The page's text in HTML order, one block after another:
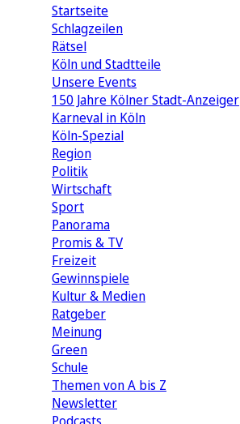
Startseite
Schlagzeilen
Rätsel
Köln und Stadtteile
Unsere Events
150 Jahre Kölner Stadt-Anzeiger
Karneval in Köln
Köln-Spezial
Region
Politik
Wirtschaft
Sport
Panorama
Promis & TV
Freizeit
Gewinnspiele
Kultur & Medien
Ratgeber
Meinung
Green
Schule
Themen von A bis Z
Newsletter